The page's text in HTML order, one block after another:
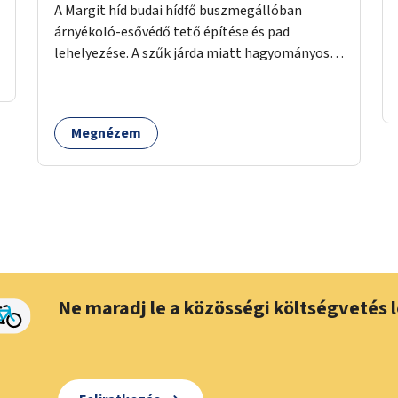
A Margit híd budai hídfő buszmegállóban
árnyékoló-esővédő tető építése és pad
lehelyezése. A szűk járda miatt hagyományos
Megnézem
Ne maradj le a közösségi